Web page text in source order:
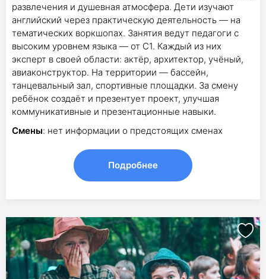
развлечения и душевная атмосфера. Дети изучают
английский через практическую деятельность — на
тематических воркшопах. Занятия ведут педагоги с
высоким уровнем языка — от С1. Каждый из них
эксперт в своей области: актёр, архитектор, учёный,
авиаконструктор. На территории — бассейн,
танцевальный зал, спортивные площадки. За смену
ребёнок создаёт и презентует проект, улучшая
коммуникативные и презентационные навыки.
Смены: нет информации о предстоящих сменах
Подробнее